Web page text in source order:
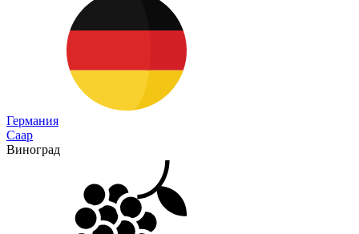
Германия
Саар
Виноград